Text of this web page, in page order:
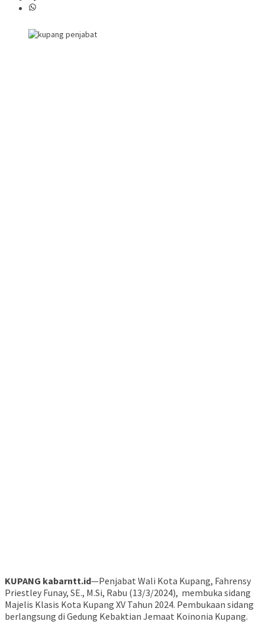
KUPANG kabarntt.id—Penjabat Wali Kota Kupang, Fahrensy
Priestley Funay, SE., M.Si, Rabu (13/3/2024), membuka sidang
Majelis Klasis Kota Kupang XV Tahun 2024. Pembukaan sidang
berlangsung di Gedung Kebaktian Jemaat Koinonia Kupang.